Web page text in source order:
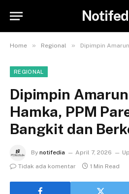
Home » Regional » Dipimpin Amarun Agung
REGIONAL
Dipimpin
Hamka, PPM
Bangkit dan
By notifedia April 7, 2026
Tidak ada komentar
1 Min Read